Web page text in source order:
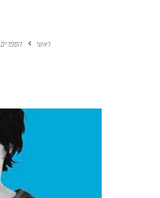
ראשי הספרים